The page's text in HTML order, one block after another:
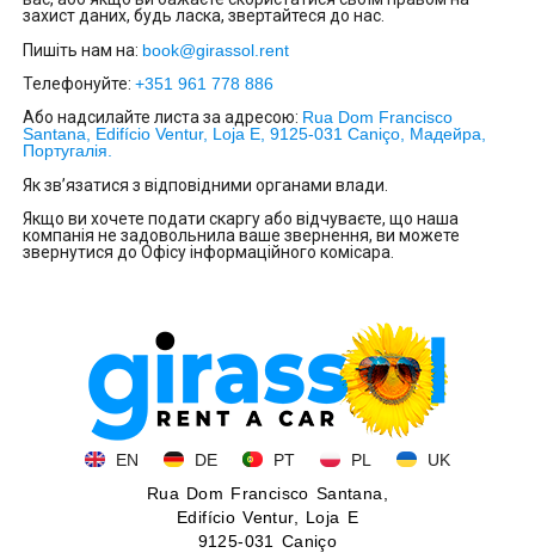
захист даних, будь ласка, звертайтеся до нас.
Пишіть нам на: book@girassol.rent
Телефонуйте: +351 961 778 886
Або надсилайте листа за адресою: Rua Dom Francisco
Santana, Edifício Ventur, Loja E, 9125-031 Caniço, Мадейра,
Португалія.
Як зв’язатися з відповідними органами влади.
Якщо ви хочете подати скаргу або відчуваєте, що наша
компанія не задовольнила ваше звернення, ви можете
звернутися до Офісу інформаційного комісара.
EN DE PT PL
UK
Rua Dom Francisco Santana,
Edifício Ventur, Loja E
9125-031 Caniço